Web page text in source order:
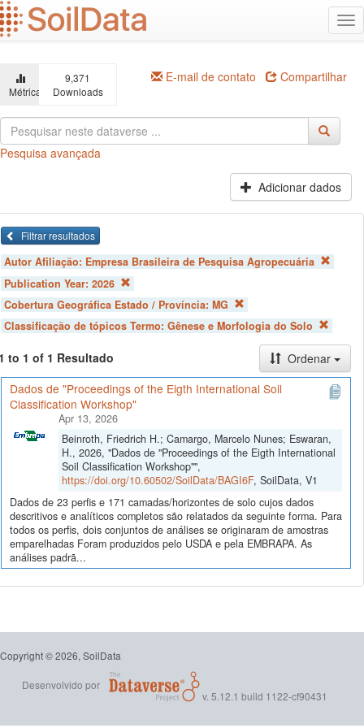
Ir
para
o
principal
Métricas
9,371
Downloads
E-mail de contato Compartilhar
Pesquisa avançada
Adicionar dados
Filtrar resultados
Autor Afiliação: Empresa Brasileira de Pesquisa Agropecuária
Publication Year: 2026
Cobertura Geográfica Estado / Província: MG
Classificação de tópicos Termo: Gênese e Morfologia do Solo
to 1 of 1 Resultado
Ordenar
Dados de "Proceedings of the Eigth International Soil
Classification Workshop"
Apr 13, 2026
Beinroth, Friedrich H.; Camargo, Marcelo Nunes; Eswaran,
H., 2026, "Dados de "Proceedings of the Eigth International
Soil Classification Workshop"",
https://doi.org/10.60502/SoilData/BAGI6F, SoilData, V1
Dados de 23 perfis e 171 camadas/horizontes de solo cujos dados
descritivos e analíticos completos são relatados da seguinte forma. Para
todos os perfis, dois conjuntos de análises se originaram de amostras
emparelhadas Foram produzidos pelo USDA e pela EMBRAPA. As
análises padrã...
Copyright © 2026, SoilData
Desenvolvido por
v. 5.12.1 build 1122-cf90431